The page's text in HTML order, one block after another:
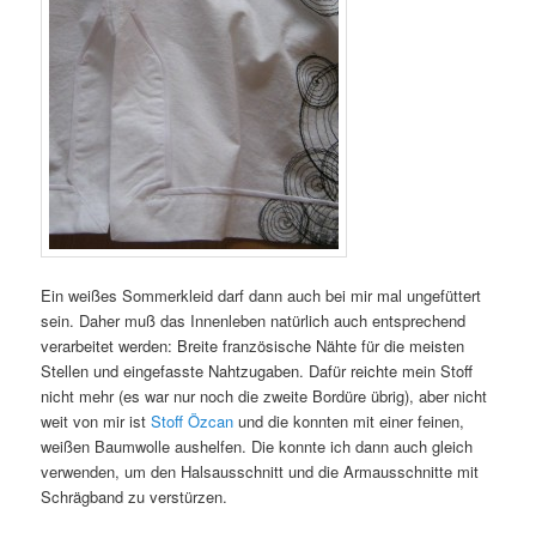
Ein weißes Sommerkleid darf dann auch bei mir mal ungefüttert
sein. Daher muß das Innenleben natürlich auch entsprechend
verarbeitet werden: Breite französische Nähte für die meisten
Stellen und eingefasste Nahtzugaben. Dafür reichte mein Stoff
nicht mehr (es war nur noch die zweite Bordüre übrig), aber nicht
weit von mir istStoff Özcan und die konnten mit einer feinen,
weißen Baumwolle aushelfen. Die konnte ich dann auch gleich
verwenden, um den Halsausschnitt und die Armausschnitte mit
Schrägband zu verstürzen.